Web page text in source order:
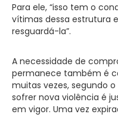
Para ele, “isso tem o
vítimas dessa estrutura
resguardá-la”.
A necessidade de
permanece também é
muitas vezes, segundo
sofrer nova violência é
em vigor. Uma vez